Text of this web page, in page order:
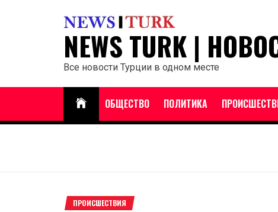
NEWS TURK |
Все новости Турции в одном месте
ОБЩЕСТВО ПОЛИТИКА
ПРОИСШЕСТВИЯ